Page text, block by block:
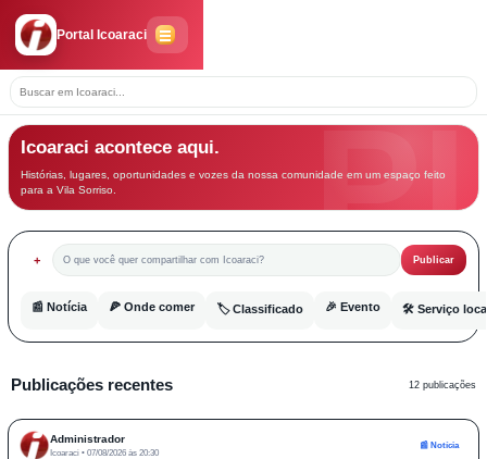
Portal Icoaraci
Icoaraci acontece aqui.
Histórias, lugares, oportunidades e vozes da nossa comunidade em um espaço feito
para a Vila Sorriso.
+ O que você quer compartilhar com Icoaraci? Publicar
📰 Notícia 🍕 Onde comer 🏷️ Classificado 🎉 Evento 🛠️ Serviço
Publicações recentes 12 publicações
Administrador
Icoaraci • 07/08/2026 às 20:30
📰 Notícia